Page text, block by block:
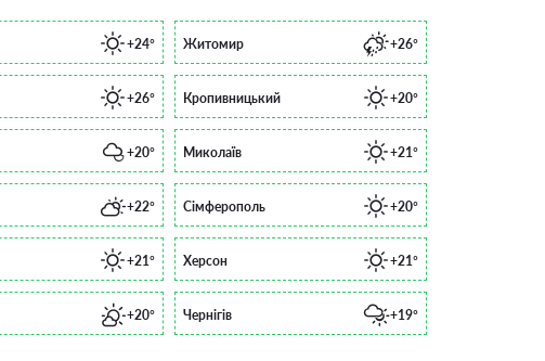
+24° Житомир +26°
+26° Кропивницький +20°
+20° Миколаїв +21°
+22° Сімферополь +20°
+21° Херсон +21°
+20° Чернігів +19°